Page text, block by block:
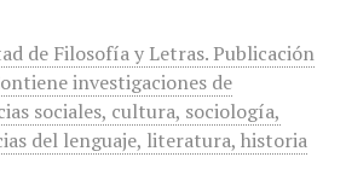
de Filosofía y Letras. Publicación
investigaciones de
sociales, cultura, sociología,
del lenguaje, literatura, historia